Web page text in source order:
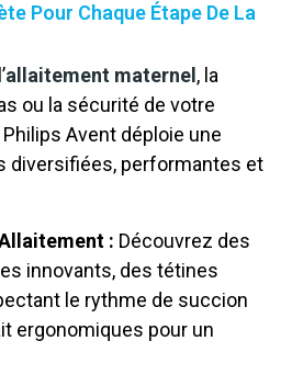
Pour Chaque Étape De La
allaitement maternel , la
ou la sécurité de votre
Avent déploie une
diversifiées, performantes et
: Découvrez des
innovants, des tétines
le rythme de succion
ergonomiques pour un